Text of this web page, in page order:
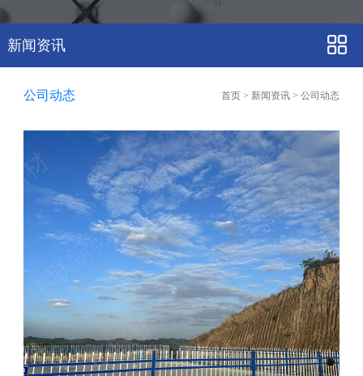
新闻资讯
公司动态 首页> 新闻资讯 >公司动态